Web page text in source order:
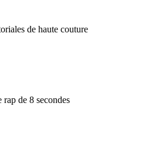
de haute couture
de 8 secondes